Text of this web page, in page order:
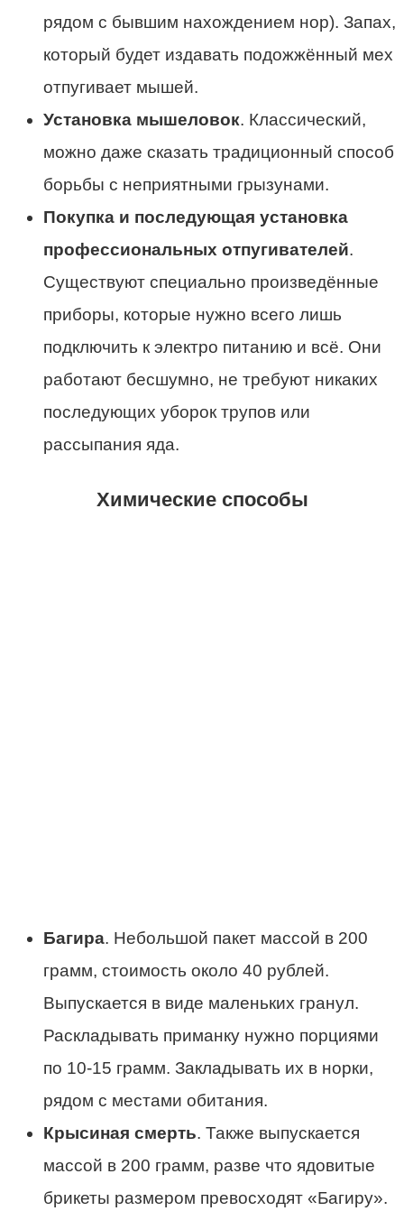
рядом с бывшим нахождением нор). Запах,
который будет издавать подожжённый мех
отпугивает мышей.
Установка мышеловок. Классический,
можно даже сказать традиционный способ
борьбы с неприятными грызунами.
Покупка и последующая установка
профессиональных отпугивателей.
Существуют специально произведённые
приборы, которые нужно всего лишь
подключить к электро питанию и всё. Они
работают бесшумно, не требуют никаких
последующих уборок трупов или
рассыпания яда.
Химические способы
Багира. Небольшой пакет массой в 200
грамм, стоимость около 40 рублей.
Выпускается в виде маленьких гранул.
Раскладывать приманку нужно порциями
по 10-15 грамм. Закладывать их в норки,
рядом с местами обитания.
Крысиная смерть. Также выпускается
массой в 200 грамм, разве что ядовитые
брикеты размером превосходят «Багиру».